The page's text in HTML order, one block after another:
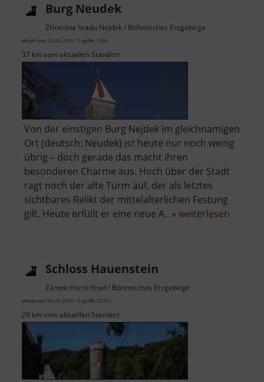
Burg Neudek
Zřícenina hradu Nejdek / Böhmisches Erzgebirge
aktuell vom 23.04.2026 / Zugriffe: 3396
37 km vom aktuellen Standort
Von der einstigen Burg Nejdek im gleichnamigen
Ort (deutsch: Neudek) ist heute nur noch wenig
übrig – doch gerade das macht ihren
besonderen Charme aus. Hoch über der Stadt
ragt noch der alte Turm auf, der als letztes
sichtbares Relikt der mittelalterlichen Festung
gilt. Heute erfüllt er eine neue A.. » weiterlesen
Schloss Hauenstein
Zámek Horní Hrad / Böhmisches Erzgebirge
aktuell vom 06.06.2026 / Zugriffe: 37391
29 km vom aktuellen Standort